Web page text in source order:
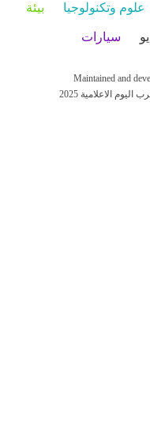
علوم وتكنولوجيا بيئة
سيارات
Maintained and